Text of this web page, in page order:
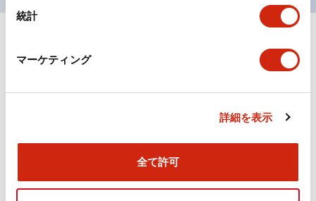
統計
マーケティング
詳細を表示
全て許可
すべて展開+
ドキュメントとファイル